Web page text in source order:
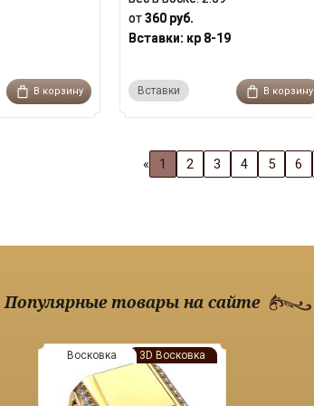
В корзину
от360 руб.
Вставки: кр 8-19
Вставки В корзину
« 1 2 3 4 5 6
Популярные товары на сайте
Восковка 3D Восковка